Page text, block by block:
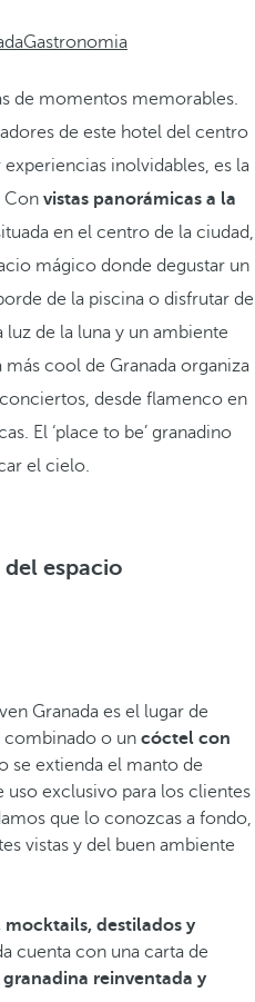
Gastronomia
de momentos memorables.
de este hotel del centro
inolvidables, es la
Con vistas panorámicas a la
en el centro de la ciudad,
mágico donde degustar un
de la piscina o disfrutar de
de la luna y un ambiente
cool de Granada organiza
desde flamenco en
El ‘place to be’ granadino
el cielo.
espacio
Granada es el lugar de
combinado o un cóctel con
se extienda el manto de
uso exclusivo para los clientes
que lo conozcas a fondo,
vistas y del buen ambiente
destilados y
cuenta con una carta de
reinventada y